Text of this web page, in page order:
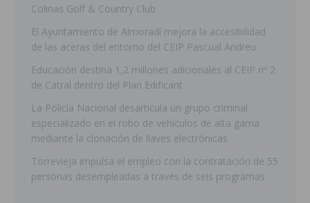
Colinas Golf & Country Club
El Ayuntamiento de Almoradí mejora la accesibilidad
de las aceras del entorno del CEIP Pascual Andreu
Educación destina 1,2 millones adicionales al CEIP nº 2
de Catral dentro del Plan Edificant
La Policía Nacional desarticula un grupo criminal
especializado en el robo de vehículos de alta gama
mediante la clonación de llaves electrónicas
Torrevieja impulsa el empleo con la contratación de 55
personas desempleadas a través de seis programas